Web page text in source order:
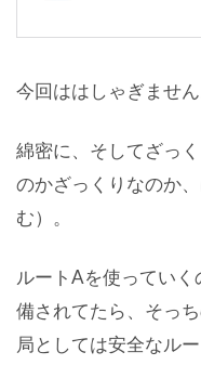
今回ははしゃぎません
綿密に、そしてざっ
のかざっくりなのか
む）。
ルートAを使ってい
備されてたら、そっ
局としては安全なル